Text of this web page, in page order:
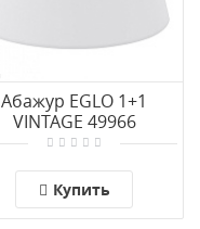
Абажур EGLO 1+1
VINTAGE 49966
Купить